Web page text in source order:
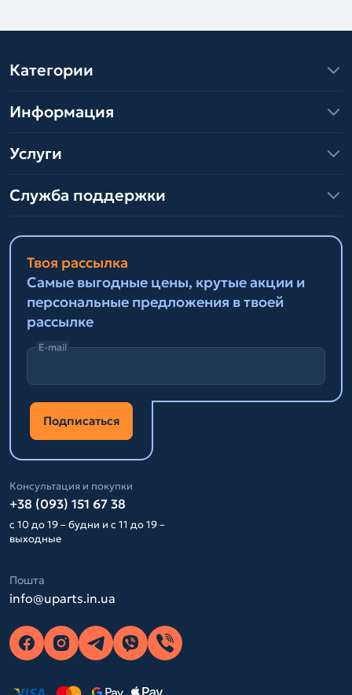
Категории
Информация
Услуги
Служба поддержки
Твоя рассылка
Самые выгодные цены, крутые акции и
персональные предложения в твоей
рассылке
E-mail
Подписаться
Консультация и покупки
+38 (093) 151 67 38
с 10 до 19 – будни и с 11 до 19 –
выходные
Пошта
info@uparts.in.ua